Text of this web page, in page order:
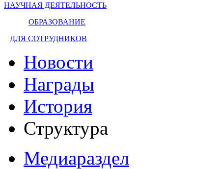
НАУЧНАЯ ДЕЯТЕЛЬНОСТЬ
ОБРАЗОВАНИЕ
ДЛЯ СОТРУДНИКОВ
Новости
Награды
История
Структура
Медиараздел